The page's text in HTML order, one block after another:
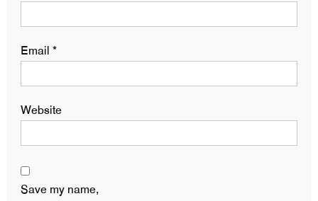
Email *
Website
Save my name,